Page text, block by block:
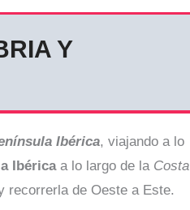
Y
Ibérica, viajando a lo
Ibéricaa lo largo de la Costa
recorrerla de Oeste a Este.